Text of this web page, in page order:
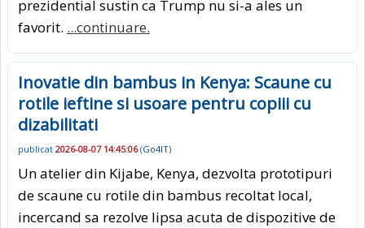
prezidential sustin ca Trump nu si-a ales un
favorit. ...continuare.
Inovatie din bambus in Kenya: Scaune cu
rotile ieftine si usoare pentru copiii cu
dizabilitati
publicat 2026-08-07 14:45:06(Go4IT)
Un atelier din Kijabe, Kenya, dezvolta prototipuri
de scaune cu rotile din bambus recoltat local,
incercand sa rezolve lipsa acuta de dispozitive de